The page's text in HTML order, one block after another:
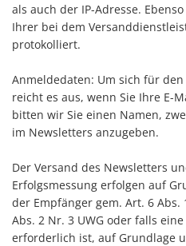
als auch der IP-Adresse.
Ihrer bei dem
protokolliert.
Anmeldedaten: Um sich für
reicht es aus, wenn Sie Ihre E-
bitten wir Sie einen Namen,
im Newsletters anzugeben.
Der Versand des Newsletters
Erfolgsmessung erfolgen auf
der Empfänger gem. Art. 6 Abs.
Abs. 2 Nr. 3 UWG oder falls
erforderlich ist, auf Grundlage